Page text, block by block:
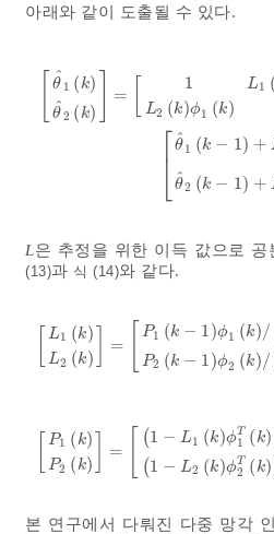
아래와 같이 도출될 수 있다.
θ
ˆ
1 ( k)
θ
ˆ
2 (k)
=
1
L2 (k)ϕ1 (k)
L1 (
⎡
⎢ θ
ˆ
1 (k − 1) +
θ
ˆ
2 (k − 1) +
ϕ 2 L2 ϕ1k 1
L은 추정을 위한 이득 값으로 공
(13)과 식 (14)와 같다.
L1 (k)
L2 (k)
=
P1 (k − 1)ϕ1 (k)/
P2 (k − 1)ϕ2 (k)/
1 k L2 =P -1ϕ 1 +ϕ1 T
P1 ( k)
P2 (k)
=
(1 − L1 (k)ϕT
1 (k)
(1 − L2 (k)ϕT
2 (k)
P 1 kP 2k -L 1 T kP 1k- 1 /
본 연구에서 다뤄진 다중 망각